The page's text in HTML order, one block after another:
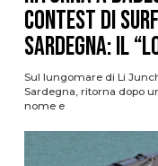
contest di
Sardegna: il
Sul lungomare di Li
Sardegna, ritorna dopo
nome e